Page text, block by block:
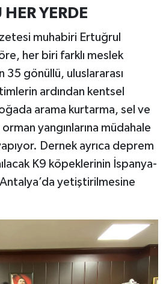
YERDE
muhabiri Ertuğrul
her biri farklı meslek
35 gönüllü, uluslararası
ardından kentsel
arama kurtarma, sel ve
yangınlarına müdahale
Dernek ayrıca deprem
K9 köpeklerinin İspanya-
yetiştirilmesine